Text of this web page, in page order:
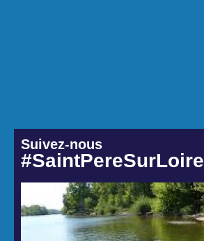
Suivez-nous
#SaintPereSurLoire